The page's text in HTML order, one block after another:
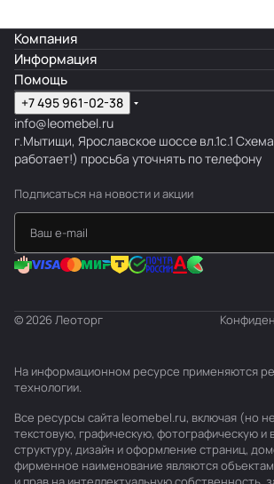
Компания
Информация
Помощь
+7 495 961-02-38
info@leomebel.ru
г.Мытищи, Ярославское шоссе вл.1с.1 Схема
работает!) просьба уточнять по телефону
Подписаться на новости и акции
© 2026 Леоторг
На информационном ресурсе применяются
технологии.
Все ресурсы сайта leomebel.ru, включая (но
текстовую, графическую, фотографическую
структуру, дизайн и оформление страниц,
фирменное наименование являются